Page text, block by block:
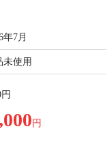
年7月
未使用
円